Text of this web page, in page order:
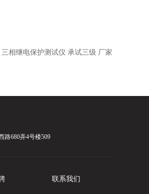
三相继电保护测试仪 承试三级 厂家
路680弄4号楼509
联系我们